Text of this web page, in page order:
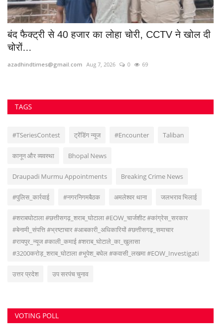
10 दिन में चौथी मार! फिर महंगा हुआ पेट्रोल-डीजल, आम
आदमी...
Santosh Kumar May 25, 2026 0 201
TAGS
#TSeriesContest ट्रेंडिंग न्यूज #Encounter Taliban
कानून और व्यवस्था Bhopal News
Draupadi Murmu Appointments Breaking Crime News
#पुलिस_कार्रवाई #नगरनिगमबैठक अमलेश्वर थाना जलभराव भिलाई
#शराबघोटाला #छत्तीसगढ़_शराब_घोटाला #EOW_चार्जशीट #कांग्रेस_सरकार
#बेनामी_संपत्ति #भ्रष्टाचार #आबकारी_अधिकारियों #छत्तीसगढ़_समाचार
#रायपुर_न्यूज #काली_कमाई #शराब_घोटाले_का_खुलासा
#3200करोड़_शराब_घोटाला #भूपेश_बघेल #कवासी_लखमा #EOW_Investigati
उत्तर प्रदेश उप सरपंच चुनाव
VOTING POLL